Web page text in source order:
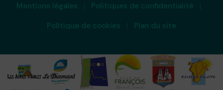
Mentions légales
Politiques de confidentialité
Politique de cookies
Plan du site